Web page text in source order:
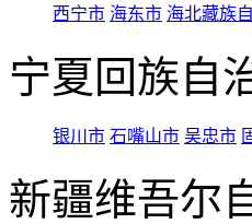
西宁市 海东市 海北藏族
宁夏回族自
银川市 石嘴山市 吴忠市
新疆维吾尔